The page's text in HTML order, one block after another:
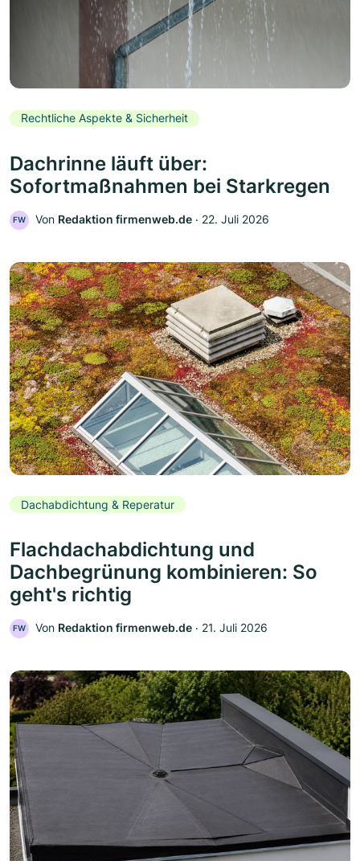
Rechtliche Aspekte & Sicherheit
Dachrinne läuft über:
Sofortmaßnahmen bei Starkregen
FW Von Redaktion firmenweb.de ‧ 22. Juli 2026
Dachabdichtung & Reperatur
Flachdachabdichtung und
Dachbegrünung kombinieren: So
geht's richtig
FW Von Redaktion firmenweb.de ‧ 21. Juli 2026